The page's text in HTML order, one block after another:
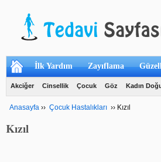
İlk Yardım Zayıflama
Akciğer Cinsellik Çocuk Göz Kadın
Anasayfa ›› Çocuk Hastalıkları ›› Kızıl
Kızıl